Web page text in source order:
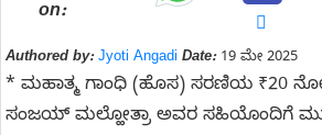
on:
Authored by: Jyoti Angadi Date:19 ಮೇ 2025
* ಮಹಾತ್ಮ ಗಾಂಧಿ (ಹೊಸ) ಸರಣಿಯ ₹20
ಸಂಜಯ್ ಮಲ್ಹೋತ್ರಾ ಅವರ ಸಹಿಯೊಂದಿಗೆ